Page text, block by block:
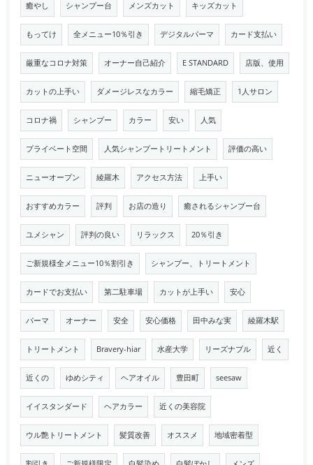
癒やし シャンプー台 メンズカット キッズカット
もってけ 全メニュー10％引き デジタルパーマ カード支払い
厳重なコロナ対策 オーナー自己紹介 E STANDARD 店版、使用
カットの上手い ダメージレスなカラー 縮毛矯正 1人サロン
コロナ禍 シャンプー カラー 安い 人気
プライベート空間 人気シャンプートリートメント 評価の高い
ニューオープン 綾羅木 アクセス方法 上手い
おすすめカラー 評判 お店の造り 癒されるシャンプー台
ユメシャン 評判の良い リラックス 20％引き
ご新規様全メニュー10％割引き シャンプー、トリートメント
カードでお支払い 第二駐車場 カットが上手い 安心
パーマ オーナー 安全 安心価格 田中みな実 綾羅木駅
トリートメント Bravery-hiar 水産大学 リーズナブル 近く
近くの ゆめシティ ヘアオイル 豊田町 seesaw
イイスタンダード ヘアカラー 近くの美容院
ウル艶トリートメント 髪質改善 オススメ 地域密着型